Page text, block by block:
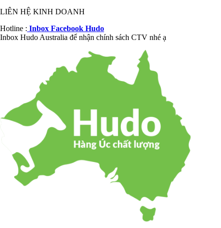
LIÊN HỆ KINH DOANH
Hotline : Inbox Facebook Hudo
Inbox Hudo Australia để nhận chính sách CTV nhé ạ